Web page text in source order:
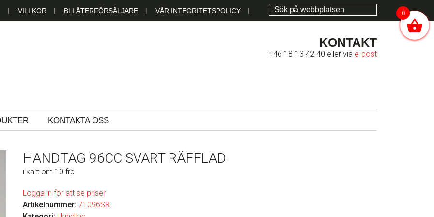
VILLKOR BLI ÅTERFÖRSÄLJARE VÅR INTEGRITETSPOLICY
AB
KONTAKT
+46 18-13 42 40 eller via e-post
KONTAKTA OSS
HANDTAG 96CC SVART RÄFFLAD
i kart om 10 frp
Logga in för att se priser
Artikelnummer: 71096SR
0